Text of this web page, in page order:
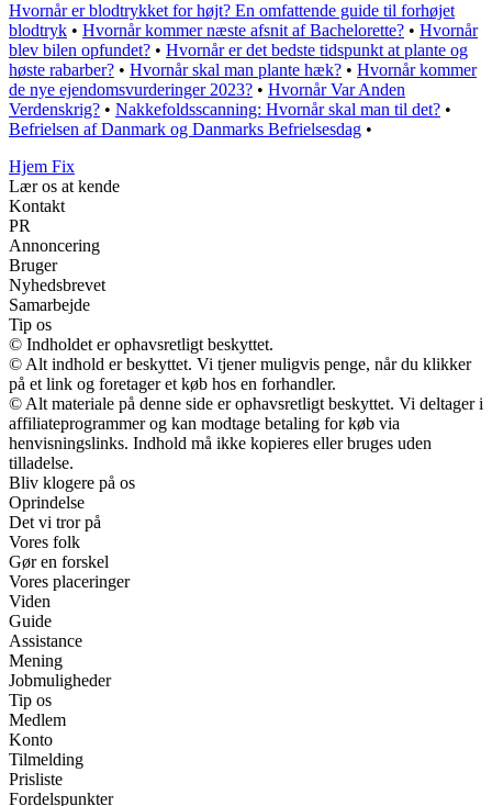
Hvornår er blodtrykket for højt? En omfattende guide til forhøjet
blodtryk • Hvornår kommer næste afsnit af Bachelorette? • Hvornår
blev bilen opfundet? • Hvornår er det bedste tidspunkt at plante og
høste rabarber? • Hvornår skal man plante hæk? • Hvornår kommer
de nye ejendomsvurderinger 2023? • Hvornår Var Anden
Verdenskrig? • Nakkefoldsscanning: Hvornår skal man til det? •
Befrielsen af Danmark og Danmarks Befrielsesdag •
Hjem Fix
Lær os at kende
Kontakt
PR
Annoncering
Bruger
Nyhedsbrevet
Samarbejde
Tip os
© Indholdet er ophavsretligt beskyttet.
© Alt indhold er beskyttet. Vi tjener muligvis penge, når du klikker
på et link og foretager et køb hos en forhandler.
© Alt materiale på denne side er ophavsretligt beskyttet. Vi deltager i
affiliateprogrammer og kan modtage betaling for køb via
henvisningslinks. Indhold må ikke kopieres eller bruges uden
tilladelse.
Bliv klogere på os
Oprindelse
Det vi tror på
Vores folk
Gør en forskel
Vores placeringer
Viden
Guide
Assistance
Mening
Jobmuligheder
Tip os
Medlem
Konto
Tilmelding
Prisliste
Fordelspunkter